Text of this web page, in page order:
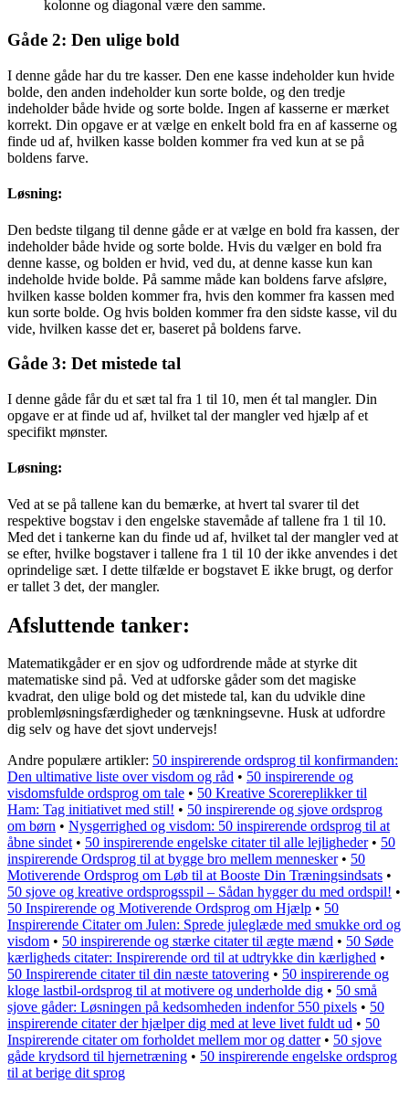
kolonne og diagonal være den samme.
Gåde 2: Den ulige bold
I denne gåde har du tre kasser. Den ene kasse indeholder kun hvide
bolde, den anden indeholder kun sorte bolde, og den tredje
indeholder både hvide og sorte bolde. Ingen af kasserne er mærket
korrekt. Din opgave er at vælge en enkelt bold fra en af kasserne og
finde ud af, hvilken kasse bolden kommer fra ved kun at se på
boldens farve.
Løsning:
Den bedste tilgang til denne gåde er at vælge en bold fra kassen, der
indeholder både hvide og sorte bolde. Hvis du vælger en bold fra
denne kasse, og bolden er hvid, ved du, at denne kasse kun kan
indeholde hvide bolde. På samme måde kan boldens farve afsløre,
hvilken kasse bolden kommer fra, hvis den kommer fra kassen med
kun sorte bolde. Og hvis bolden kommer fra den sidste kasse, vil du
vide, hvilken kasse det er, baseret på boldens farve.
Gåde 3: Det mistede tal
I denne gåde får du et sæt tal fra 1 til 10, men ét tal mangler. Din
opgave er at finde ud af, hvilket tal der mangler ved hjælp af et
specifikt mønster.
Løsning:
Ved at se på tallene kan du bemærke, at hvert tal svarer til det
respektive bogstav i den engelske stavemåde af tallene fra 1 til 10.
Med det i tankerne kan du finde ud af, hvilket tal der mangler ved at
se efter, hvilke bogstaver i tallene fra 1 til 10 der ikke anvendes i det
oprindelige sæt. I dette tilfælde er bogstavet E ikke brugt, og derfor
er tallet 3 det, der mangler.
Afsluttende tanker:
Matematikgåder er en sjov og udfordrende måde at styrke dit
matematiske sind på. Ved at udforske gåder som det magiske
kvadrat, den ulige bold og det mistede tal, kan du udvikle dine
problemløsningsfærdigheder og tænkningsevne. Husk at udfordre
dig selv og have det sjovt undervejs!
Andre populære artikler: 50 inspirerende ordsprog til konfirmanden:
Den ultimative liste over visdom og råd • 50 inspirerende og
visdomsfulde ordsprog om tale • 50 Kreative Scorereplikker til
Ham: Tag initiativet med stil! • 50 inspirerende og sjove ordsprog
om børn • Nysgerrighed og visdom: 50 inspirerende ordsprog til at
åbne sindet• 50 inspirerende engelske citater til alle lejligheder• 50
inspirerende Ordsprog til at bygge bro mellem mennesker• 50
Motiverende Ordsprog om Løb til at Booste Din Træningsindsats •
50 sjove og kreative ordsprogsspil – Sådan hygger du med ordspil! •
50 Inspirerende og Motiverende Ordsprog om Hjælp • 50
Inspirerende Citater om Julen: Sprede juleglæde med smukke ord og
visdom • 50 inspirerende og stærke citater til ægte mænd • 50 Søde
kærligheds citater: Inspirerende ord til at udtrykke din kærlighed •
50 Inspirerende citater til din næste tatovering • 50 inspirerende og
kloge lastbil-ordsprog til at motivere og underholde dig • 50 små
sjove gåder: Løsningen på kedsomheden indenfor 550 pixels • 50
inspirerende citater der hjælper dig med at leve livet fuldt ud • 50
Inspirerende citater om forholdet mellem mor og datter• 50 sjove
gåde krydsord til hjernetræning • 50 inspirerende engelske ordsprog
til at berige dit sprog